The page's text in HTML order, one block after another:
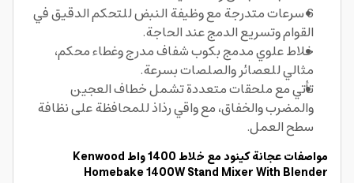
6 سرعات متدرجة مع وظيفة النبض للتحكم الدقيق في
القوام وتسريع الدمج عند الحاجة.
خلاط علوي مدمج بكوب شفاف مدرج وغطاء محكم،
مثالي للعصائر والصلصات بسرعة.
تأتي مع ملحقات متعددة تشمل خطاف العجين
والمضرب والخفاق، مع واقي رذاذ للمحافظة على نظافة
سطح العمل.
مواصفات عجانة كينود مع خلاط 1400 واط Kenwood
Homebake 1400W Stand Mixer With Blender